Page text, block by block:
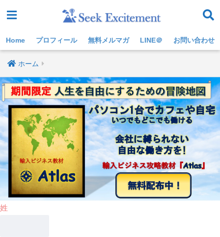
Home プロフィール 無料メルマガ LINE＠ お問い合わせ
ホーム
姓